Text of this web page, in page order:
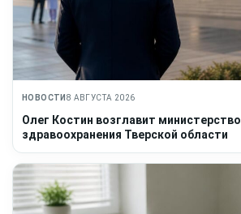
НОВОСТИ 8 АВГУСТА 2026
Олег Костин возглавит министерство
здравоохранения Тверской области